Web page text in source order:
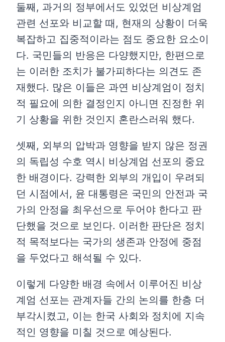
둘째, 과거의 정부에서도 있었던 비상계엄
관련 선포와 비교할 때, 현재의 상황이 더욱
복잡하고 집중적이라는 점도 중요한 요소이
다. 국민들의 반응은 다양했지만, 한편으로
는 이러한 조치가 불가피하다는 의견도 존
재했다. 많은 이들은 과연 비상계엄이 정치
적 필요에 의한 결정인지 아니면 진정한 위
기 상황을 위한 것인지 혼란스러워 했다.
셋째, 외부의 압박과 영향을 받지 않은 정권
의 독립성 수호 역시 비상계엄 선포의 중요
한 배경이다. 강력한 외부의 개입이 우려되
던 시점에서, 윤 대통령은 국민의 안전과 국
가의 안정을 최우선으로 두어야 한다고 판
단했을 것으로 보인다. 이러한 판단은 정치
적 목적보다는 국가의 생존과 안정에 중점
을 두었다고 해석될 수 있다.
이렇게 다양한 배경 속에서 이루어진 비상
계엄 선포는 관계자들 간의 논의를 한층 더
부각시켰고, 이는 한국 사회와 정치에 지속
적인 영향을 미칠 것으로 예상된다.